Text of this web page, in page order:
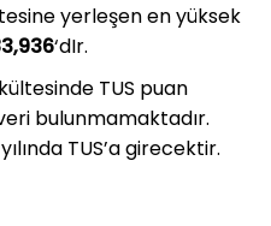
yerleşen en yüksek
‘dIr.
TUS puan
bulunmamaktadır.
TUS’a girecektir.